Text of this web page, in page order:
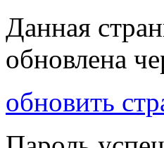
Данная
обновлена
обновить